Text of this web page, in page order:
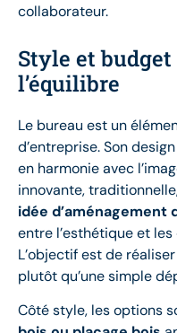
collaborateur.
Style et
l’équilibre
Le bureau est un
d’entreprise. Son
en harmonie avec
innovante,
idée d’aménagement
entre l’esthétique et
L’objectif est de
plutôt qu’une simple
Côté style, les options